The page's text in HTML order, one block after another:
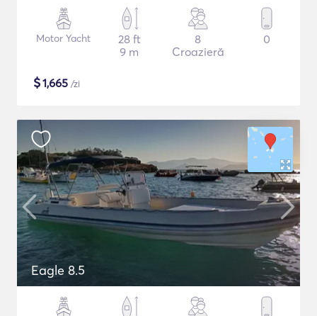
Motor Yacht
28 ft
9 m
8
Croazieră
0
$1,665 /zi
Eagle 8.5